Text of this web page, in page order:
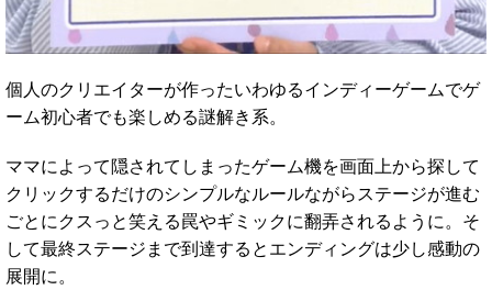
個人のクリエイターが作ったいわゆるインディーゲームでゲ
ーム初心者でも楽しめる謎解き系。
ママによって隠されてしまったゲーム機を画面上から探して
クリックするだけのシンプルなルールながらステージが進む
ごとにクスっと笑える罠やギミックに翻弄されるように。そ
して最終ステージまで到達するとエンディングは少し感動の
展開に。